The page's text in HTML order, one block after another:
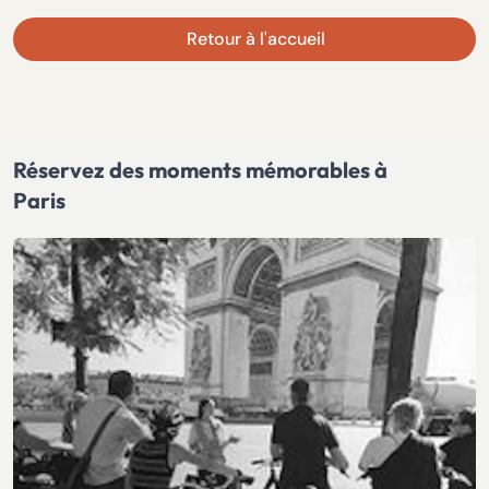
Retour à l'accueil
Réservez des moments mémorables à
Paris